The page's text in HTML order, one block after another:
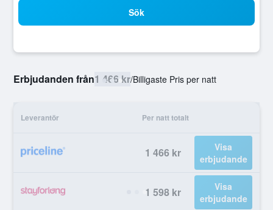
Sök
Erbjudanden från1 466 kr/Billigaste Pris per natt
Leverantör Per natt totalt
1 466 kr
Visa
erbjudande
1 598 kr
Visa
erbjudande